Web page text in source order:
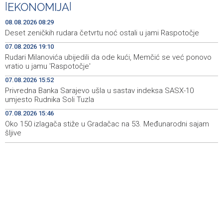
08:39
Danas sunčano, tokom dana umjeren porast noblake,
praćen pljuskovima i grmljavinom
Duge kolone vozila na graničnim prelazim na izlazu iz
BiH
08:29
Deset zeničkih rudara četvrtu noć ostali u jami
Raspotočje
08:25
Podrška najmlađima: U Mostaru podijeljeno 50 ruksaka
sa školskim priborom
08:25 Najave događaja za 8. 8. 2026. godine (subota)
EKONOMIJA
08.08.2026 08:29
Deset zeničkih rudara četvrtu noć ostali u jami Raspotočje
07.08.2026 19:10
Rudari Milanovića ubijedili da ode kući, Memčić se već ponovo
vratio u jamu 'Raspotočje'
07.08.2026 15:52
Privredna Banka Sarajevo ušla u sastav indeksa SASX-10
umjesto Rudnika Soli Tuzla
07.08.2026 15:46
Oko 150 izlagača stiže u Gradačac na 53. Međunarodni sajam
šljive